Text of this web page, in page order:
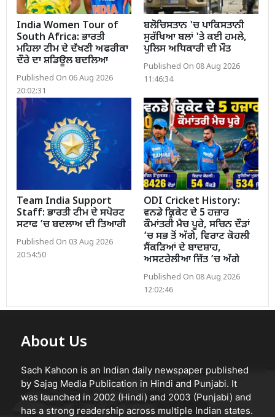
India Women Tour of
South Africa: ਭਾਰਤੀ
ਮਹਿਲਾ ਟੀਮ ਦੇ ਦੱਖਣੀ ਅਫਰੀਕਾ
ਦੌਰੇ ਦਾ ਸ਼ਡਿਊਲ ਬਦਲਿਆ
Published On 06 Aug 2026
20:02:31
ਬਲੋਚਿਸਤਾਨ 'ਚ ਪਾਕਿਸਤਾਨੀ
ਸੁਰੱਖਿਆ ਬਲਾਂ 'ਤੇ ਕਈ ਹਮਲੇ,
ਪੁਲਿਸ ਅਧਿਕਾਰੀ ਦੀ ਮੌਤ
Published On 08 Aug 2026
11:46:34
Team India Support
Staff: ਭਾਰਤੀ ਟੀਮ ਦੇ ਸਪੋਰਟ
ਸਟਾਫ ’ਚ ਬਦਲਾਅ ਦੀ ਤਿਆਰੀ
Published On 03 Aug 2026
20:54:50
ODI Cricket History:
ਵਨਡੇ ਕ੍ਰਿਕੇਟ ਦੇ 5 ਹਜ਼ਾਰ
ਕੌਮਾਂਤਰੀ ਮੈਚ ਪੂਰੇ, ਸਚਿਨ ਦੌੜਾਂ
’ਚ ਸਭ ਤੋਂ ਅੱਗੇ, ਵਿਰਾਟ ਕੋਹਲੀ
ਸੈਂਕੜਿਆਂ ਦੇ ਬਾਦਸ਼ਾਹ,
ਅਸਟਰੇਲੀਆ ਜਿੱਤ ’ਚ ਅੱਗੇ
Published On 08 Aug 2026
12:02:46
About Us
Sach Kahoon is an Indian daily newspaper published
by Sajag Media Publication in Hindi and Punjabi. It
was launched in 2002 (Hindi) and 2003 (Punjabi) and
has a strong readership across multiple Indian states.